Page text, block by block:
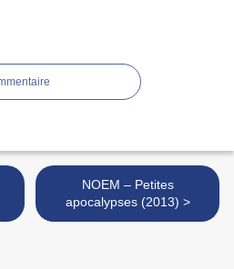
NOEM – Petites
apocalypses (2013) >